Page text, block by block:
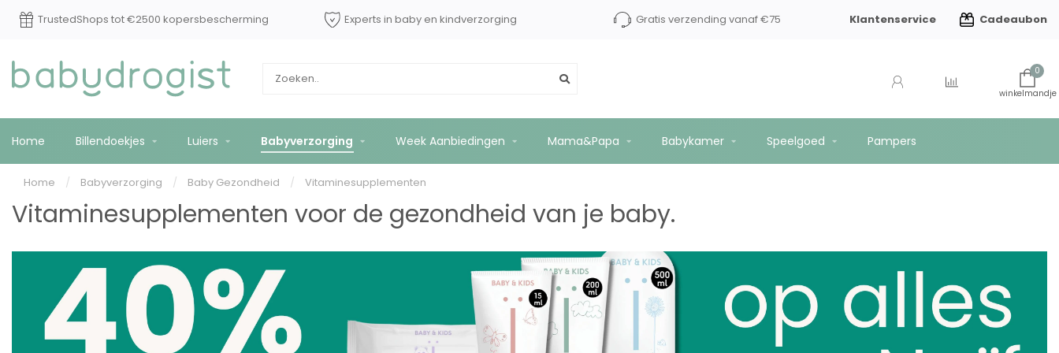
TrustedShops tot €2500 kopersbescherming Experts in baby en kindverzorging Gratis verzending vanaf €75 Klantenservice Cadeaubon
0
Home Billendoekjes Luiers Babyverzorging Week Aanbiedingen Mama&Papa Babykamer Speelgoed Pampers
Home / Babyverzorging / Baby Gezondheid / Vitaminesupplementen
Vitaminesupplementen voor de gezondheid van je baby.